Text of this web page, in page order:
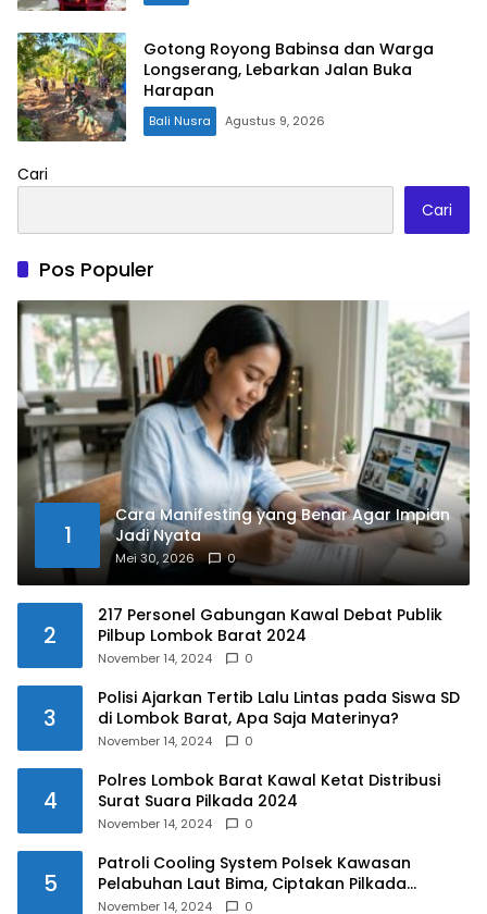
Gotong Royong Babinsa dan Warga
Longserang, Lebarkan Jalan Buka
Harapan
Bali Nusra Agustus 9, 2026
Cari
Cari
Pos Populer
1
Cara Manifesting yang Benar Agar Impian
Jadi Nyata
Mei 30, 2026 0
2
217 Personel Gabungan Kawal Debat Publik
Pilbup Lombok Barat 2024
November 14, 2024 0
3
Polisi Ajarkan Tertib Lalu Lintas pada Siswa SD
di Lombok Barat, Apa Saja Materinya?
November 14, 2024 0
4
Polres Lombok Barat Kawal Ketat Distribusi
Surat Suara Pilkada 2024
November 14, 2024 0
5
Patroli Cooling System Polsek Kawasan
Pelabuhan Laut Bima, Ciptakan Pilkada
Serentak 2024 yang Aman dan Damai
November 14, 2024 0